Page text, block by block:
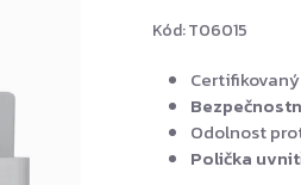
Kód:T06015
Odolnost
Polička